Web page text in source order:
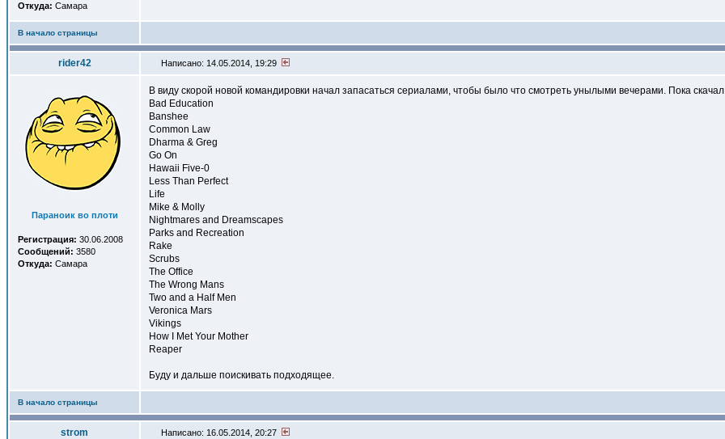
Откуда: Самара
В начало страницы
rider42 Написано: 14.05.2014, 19:29
Параноик во плоти
Регистрация: 30.06.2008
Сообщений: 3580
Откуда: Самара
В виду скорой новой командировки начал запасаться сериалами, чтобы было что смотреть унылыми вечерами. Пока
Bad Education
Banshee
Common Law
Dharma & Greg
Go On
Hawaii Five-0
Less Than Perfect
Life
Mike & Molly
Nightmares and Dreamscapes
Parks and Recreation
Rake
Scrubs
The Office
The Wrong Mans
Two and a Half Men
Veronica Mars
Vikings
How I Met Your Mother
Reaper
Буду и дальше поискивать подходящее.
В начало страницы
strom Написано: 16.05.2014, 20:27